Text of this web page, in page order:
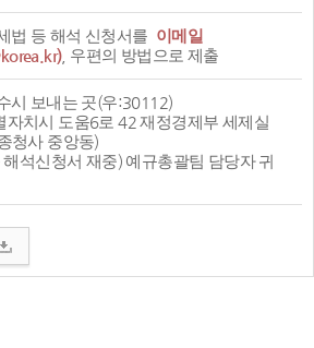
법 등 해석 신청서를 이메일
, 우편의 방법으로 제출
시 보내는 곳(우:30112)
자치시 도움6로 42 재정경제부 세제실
청사 중앙동)
해석신청서 재중) 예규총괄팀 담당자 귀